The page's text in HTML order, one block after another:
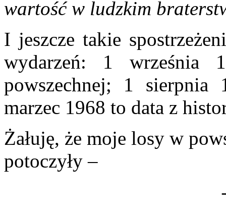
wartość w ludzkim
I jeszcze takie
wydarzeń: 1
powszechnej; 1
marzec 1968 to data z
Żałuję, że moje losy w
potoczyły –